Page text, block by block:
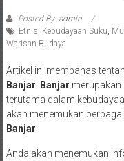
Posted By: admin
Etnis Kebudayaan Suku
Warisan Budaya
Artikel ini membahas
Banjar
Banjar merupakan
terutama dalam
akan menemukan
Banjar
Anda akan menemukan